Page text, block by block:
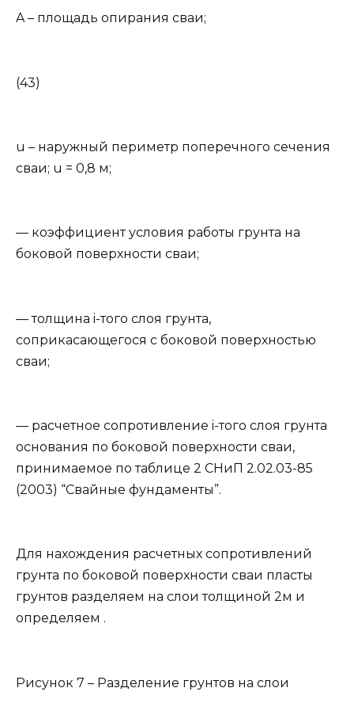
A – площадь опирания сваи;
(43)
u – наружный периметр поперечного сечения
сваи; u = 0,8 м;
— коэффициент условия работы грунта на
боковой поверхности сваи;
— толщина i-того слоя грунта,
соприкасающегося с боковой поверхностью
сваи;
— расчетное сопротивление i-того слоя грунта
основания по боковой поверхности сваи,
принимаемое по таблице 2 СНиП 2.02.03-85
(2003) “Свайные фундаменты”.
Для нахождения расчетных сопротивлений
грунта по боковой поверхности сваи пласты
грунтов разделяем на слои толщиной 2м и
определяем .
Рисунок 7 – Разделение грунтов на слои